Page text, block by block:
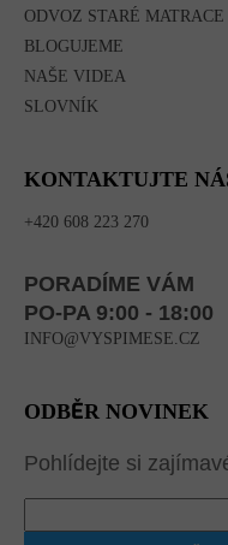
ODVOZ STARÉ MATRACE
BLOGUJEME
NAŠE VIDEA
SLOVNÍK
KONTAKTUJTE
+420 608 223 270
PORADÍME VÁM
PO-PA 9:00 - 18:00
INFO@VYSPIMESE.CZ
ODBĚR NOVINEK
Pohlídejte si